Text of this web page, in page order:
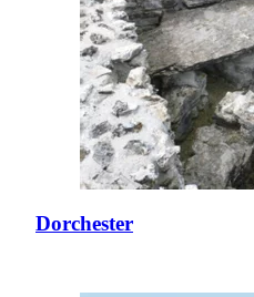
Dorchester